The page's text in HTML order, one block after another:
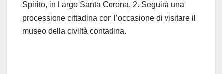
Spirito, in Largo Santa Corona, 2. Seguirà una
processione cittadina con l’occasione di visitare il
museo della civiltà contadina.